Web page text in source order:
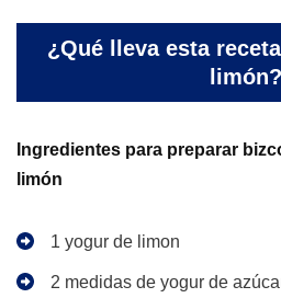
¿Qué lleva esta
limón?
Ingredientes para preparar
limón
1 yogur de limon
2 medidas de yogur de